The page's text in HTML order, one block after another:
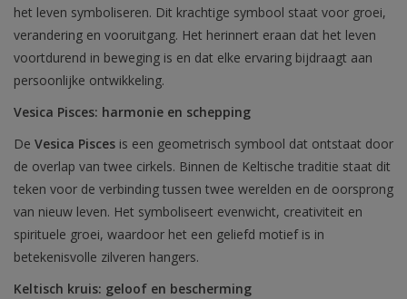
het leven symboliseren. Dit krachtige symbool staat voor groei,
verandering en vooruitgang. Het herinnert eraan dat het leven
voortdurend in beweging is en dat elke ervaring bijdraagt aan
persoonlijke ontwikkeling.
Vesica Pisces: harmonie en schepping
De Vesica Pisces is een geometrisch symbool dat ontstaat door
de overlap van twee cirkels. Binnen de Keltische traditie staat dit
teken voor de verbinding tussen twee werelden en de oorsprong
van nieuw leven. Het symboliseert evenwicht, creativiteit en
spirituele groei, waardoor het een geliefd motief is in
betekenisvolle zilveren hangers.
Keltisch kruis: geloof en bescherming